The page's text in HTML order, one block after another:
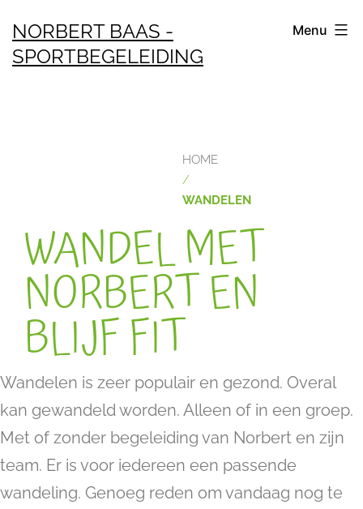
NORBERT BAAS -
SPORTBEGELEIDING
Menu
HOME
/
WANDELEN
WANDEL MET
NORBERT EN
BLIJF FIT
Wandelen is zeer populair en gezond. Overal
kan gewandeld worden. Alleen of in een groep.
Met of zonder begeleiding van Norbert en zijn
team. Er is voor iedereen een passende
wandeling. Genoeg reden om vandaag nog te